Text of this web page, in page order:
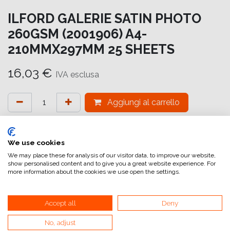
ILFORD GALERIE SATIN PHOTO
260GSM (2001906) A4-
210MMX297MM 25 SHEETS
16,03 € IVA esclusa
Aggiungi al carrello
attualmente non a magazzino
Riferimento interno:GA6907210297
Satin Photo
GALERIE Satin Photo 260gsm è una carta fotografica a
We use cookies
We may place these for analysis of our visitor data, to improve our website,
show personalised content and to give you a great website experience. For
more information about the cookies we use open the settings.
Accept all Deny
No, adjust